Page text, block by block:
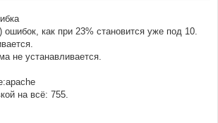
ошибок, как при 23% становится уже под 10.
не устанавливается.
на всё: 755.